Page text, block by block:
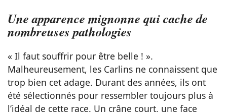
Une apparence mignonne qui cache de
nombreuses pathologies
« Il faut souffrir pour être belle ! ».
Malheureusement, les Carlins ne connaissent que
trop bien cet adage. Durant des années, ils ont
été sélectionnés pour ressembler toujours plus à
l’idéal de cette race. Un crâne court, une face